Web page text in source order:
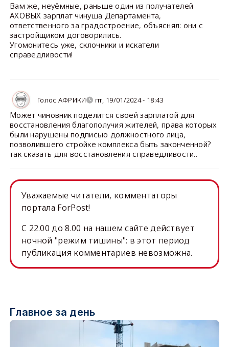
Вам же, неуёмные, раньше один из получателей
АХОВЫХ зарплат чинуша Департамента,
ответственного за градостроение, объяснял: они с
застройщиком договорились.
Угомонитесь уже, склочники и искатели
справедливости!
Голос АФРИКИ пт, 19/01/2024 - 18:43
Может чиновник поделится своей зарплатой для
восстановления благополучия жителей, права которых
были нарушены подписью должностного лица,
позволившего стройке комплекса быть законченной?
так сказать для восстановления справедливости..
Уважаемые читатели, комментаторы
портала ForPost!
C 22.00 до 8.00 на нашем сайте действует
ночной "режим тишины": в этот период
публикация комментариев невозможна.
Главное за день